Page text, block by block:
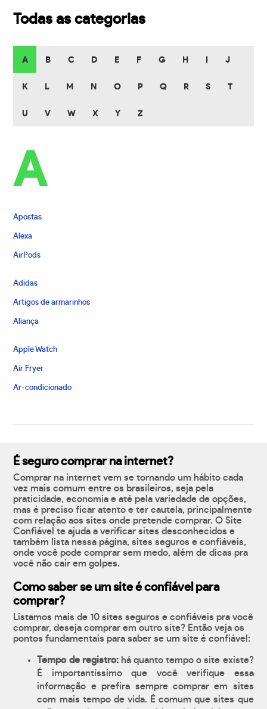
Todas as categorias
A B C D E F G H J
K L M N O P Q R S T
U V W X Y Z
A
Apostas
Alexa
AirPods
Adidas
Artigos de armarinhos
Aliança
Apple Watch
Air Fryer
Ar-condicionado
É seguro comprar na internet?
Comprar na internet vem se tornando um hábito cada
vez mais comum entre os brasileiros, seja pela
praticidade, economia e até pela variedade de opções,
mas é preciso ficar atento e ter cautela, principalmente
com relação aos sites onde pretende comprar. O Site
Confiável te ajuda a verificar sites desconhecidos e
também lista nessa página, sites seguros e confiáveis,
onde você pode comprar sem medo, além de dicas pra
você não cair em golpes.
Como saber se um site é confiável para
comprar?
Listamos mais de 10 sites seguros e confiáveis pra você
comprar, deseja comprar em outro site? Então veja os
pontos fundamentais para saber se um site é confiável:
Tempo de registro:há quanto tempo o site existe?
É importantíssimo que você verifique essa
informação e prefira sempre comprar em sites
com mais tempo de vida. É comum que sites que